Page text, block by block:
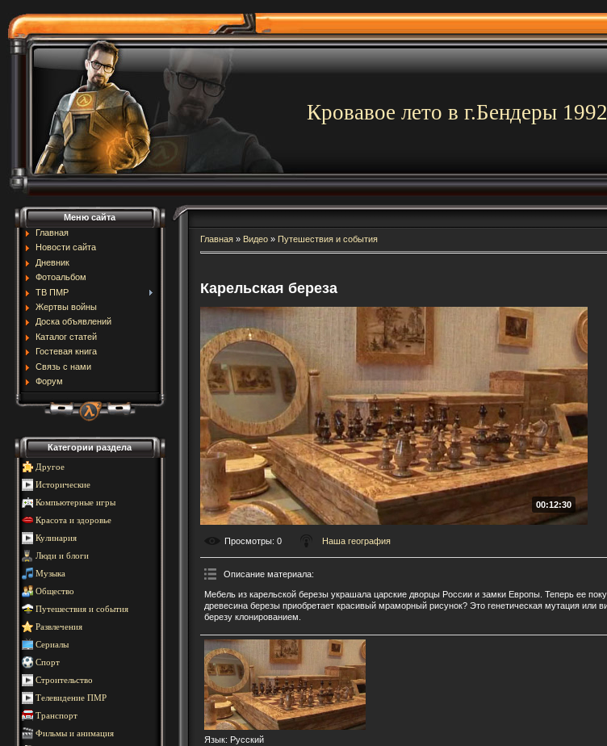
Кровавое лето в г.Бендеры
Меню сайта
Главная
Новости сайта
Дневник
Фотоальбом
ТВ ПМР
Жертвы войны
Доска объявлений
Каталог статей
Гостевая книга
Связь с нами
Форум
Категории раздела
Другое
Исторические
Компьютерные игры
Красота и здоровье
Кулинария
Люди и блоги
Музыка
Общество
Путешествия и события
Развлечения
Сериалы
Спорт
Строительство
Телевидение ПМР
Транспорт
Фильмы и анимация
Главная » Видео » Путешествия и события
Карельская береза
00:12:30
Просмотры: 0 Наша география
Описание материала:
Мебель из карельской березы украшала царские дворцы России и замки Европы. Теперь ее
древесина березы приобретает красивый мраморный рисунок? Это генетическая мутация или
березу клонированием.
Язык: Русский